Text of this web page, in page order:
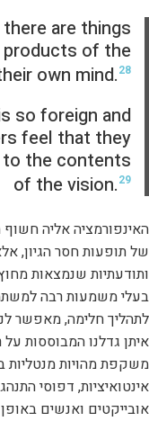
are things
of the
own mind.28
so foreign and
feel that they
the contents
of the vision.29
האינפורמציה אליה
של תופעות חסר הגיון,
ותודעתיות שנמצאות
בעלי משמעות רבה
לתהליך חלימה, מאפשר
איתן גדלנו המבוססות
משקפת מהויות מנטליות
אינטואיציות, דפוסי
אובייקטים ואנשים